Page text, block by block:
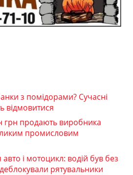
з помідорами? Сучасні
відмовитися
грн продають виробника
промисловим
авто і мотоцикл: водій був без
деблокували рятувальники